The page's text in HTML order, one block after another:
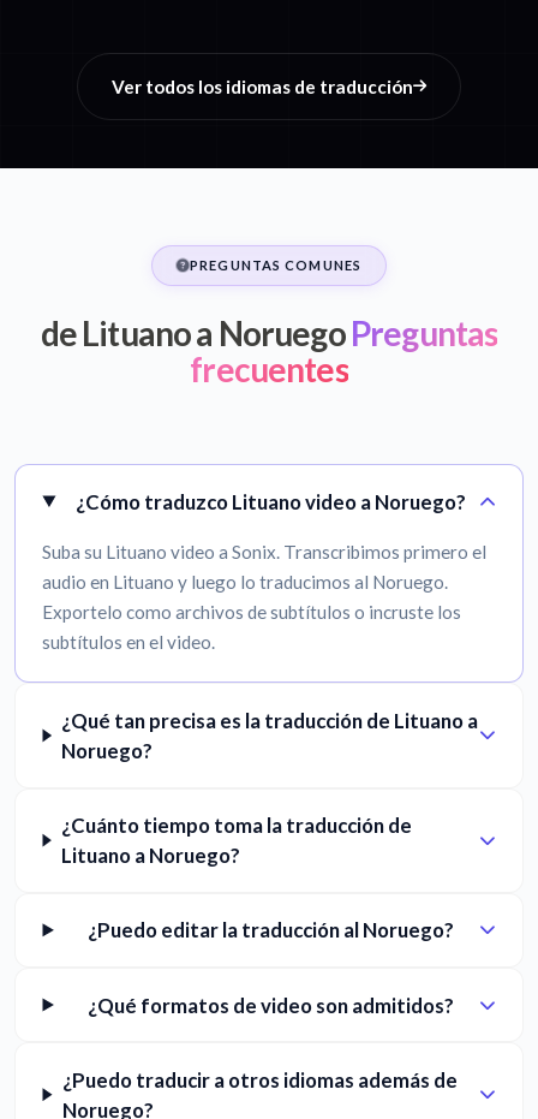
Ver todos los idiomas de traducción
PREGUNTAS COMUNES
de Lituano a NoruegoPreguntas
frecuentes
¿Cómo traduzco Lituano video a Noruego?
Suba su Lituano video a Sonix. Transcribimos primero el
audio en Lituano y luego lo traducimos al Noruego.
Exportelo como archivos de subtítulos o incruste los
subtítulos en el video.
¿Qué tan precisa es la traducción de Lituano a
Noruego?
¿Cuánto tiempo toma la traducción de
Lituano a Noruego?
¿Puedo editar la traducción al Noruego?
¿Qué formatos de video son admitidos?
¿Puedo traducir a otros idiomas además de
Noruego?